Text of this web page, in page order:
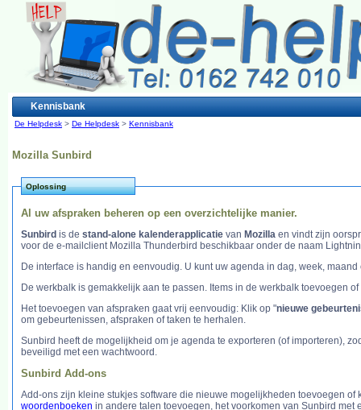
Kennisbank
De Helpdesk > De Helpdesk > Kennisbank
Mozilla Sunbird
Oplossing
Al uw afspraken beheren op een overzichtelijke manier.
Sunbird is de stand-alone kalenderapplicatie van Mozilla en vindt zijn
voor de e-mailclient Mozilla Thunderbird beschikbaar onder de naam
De interface is handig en eenvoudig. U kunt uw agenda in dag, week,
De werkbalk is gemakkelijk aan te passen. Items in de werkbalk toevoegen
Het toevoegen van afspraken gaat vrij eenvoudig: Klik op "nieuwe
om gebeurtenissen, afspraken of taken te herhalen.
Sunbird heeft de mogelijkheid om je agenda te exporteren (of importeren),
beveiligd met een wachtwoord.
Sunbird Add-ons
Add-ons zijn kleine stukjes software die nieuwe mogelijkheden toevoegen
woordenboeken in andere talen toevoegen, het voorkomen van Sunbird met